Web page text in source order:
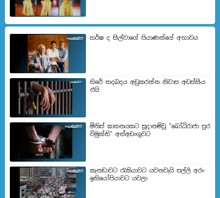
හර්ෂ ද සිල්වාගේ පියාණන්ගේ අභාවය
හිරේ තදබදය අඩුකරන්න නිවාස අඩස්සිය
එයි
මිනිස් ඝාතනයකට සූදානම්වූ "බෝධිරාජා පුර
විමුක්ති" අත්අඩංගුවට
කැනඩාවට රැකියාවට යවනවැයි සල්ලි අරං
ඉතියෝපියාවට යවලා